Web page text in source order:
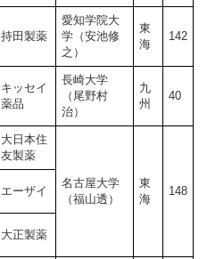
持田製薬
愛知学院大
学（安池修
之）
東
海
142
キッセイ
薬品
長崎大学
（尾野村
治）
九
州
40
大日本住
友製薬
名古屋大学
（福山透）
東
海
148
エーザイ
大正製薬